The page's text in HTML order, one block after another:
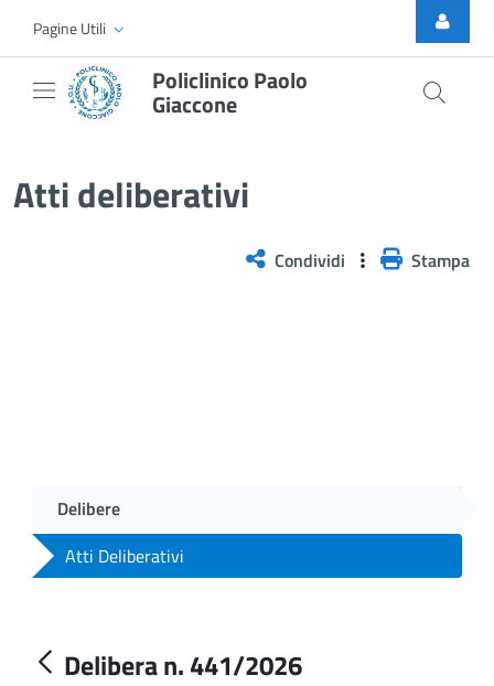
Skip to Main Content
Pagine Utili
Policlinico Paolo
Giaccone
Atti deliberativi
Condividi Stampa
Delibere
Atti Deliberativi
Delibera n. 441/2026